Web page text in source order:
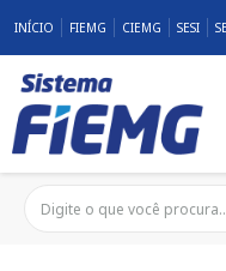
INÍCIO FIEMG CIEMG SESI